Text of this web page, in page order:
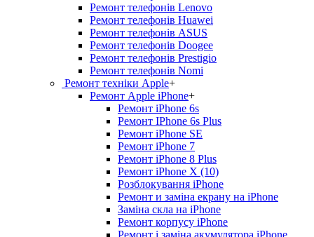
Ремонт телефонів Lenovo
Ремонт телефонів Huawei
Ремонт телефонів ASUS
Ремонт телефонів Doogee
Ремонт телефонів Prestigio
Ремонт телефонів Nomi
Ремонт техніки Apple+
Ремонт Apple iPhone+
Ремонт iPhone 6s
Ремонт IPhone 6s Plus
Ремонт iPhone SE
Ремонт iPhone 7
Ремонт iPhone 8 Plus
Ремонт iPhone X (10)
Розблокування iPhone
Ремонт и заміна екрану на iPhone
Заміна скла на iPhone
Ремонт корпусу iPhone
Ремонт і заміна акумулятора iPhone